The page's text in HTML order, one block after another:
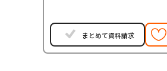
まとめて資料請求